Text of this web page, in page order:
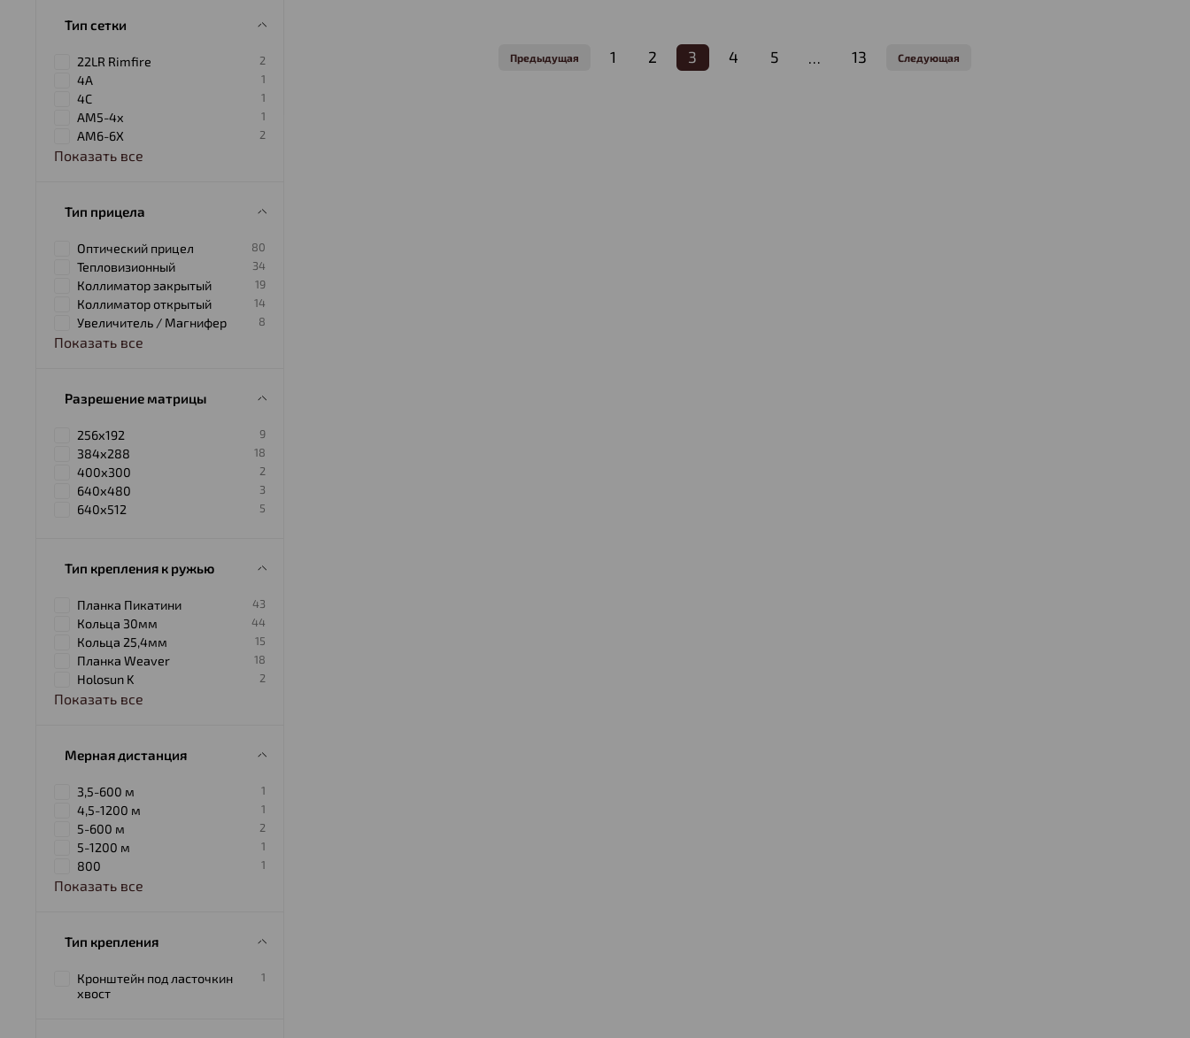
Предыдущая 1 2 3 4 5 … 13 Следующая
Тип сетки
22LR Rimfire 2
4A 1
4С 1
AM5-4x 1
AM6-6X 2
Показать все
Тип прицела
Оптический прицел 80
Тепловизионный 34
Коллиматор закрытый 19
Коллиматор открытый 14
Увеличитель / Магнифер 8
Показать все
Разрешение матрицы
256х192 9
384х288 18
400х300 2
640х480 3
640х512 5
Тип крепления к ружью
Планка Пикатини 43
Кольца 30мм 44
Кольца 25,4мм 15
Планка Weaver 18
Holosun K 2
Показать все
Мерная дистанция
3,5-600 м 1
4,5-1200 м 1
5-600 м 2
5-1200 м 1
800 1
Показать все
Тип крепления
Кронштейн под ласточкин
хвост
1